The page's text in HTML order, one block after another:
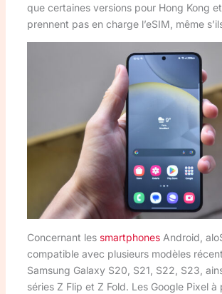
que certaines versions pour Hong Kong
prennent pas en charge l’eSIM, même
Concernant les smartphonesAndroid,
compatible avec plusieurs modèles
Samsung Galaxy S20, S21, S22, S23,
séries Z Flip et Z Fold. Les Google Pixel